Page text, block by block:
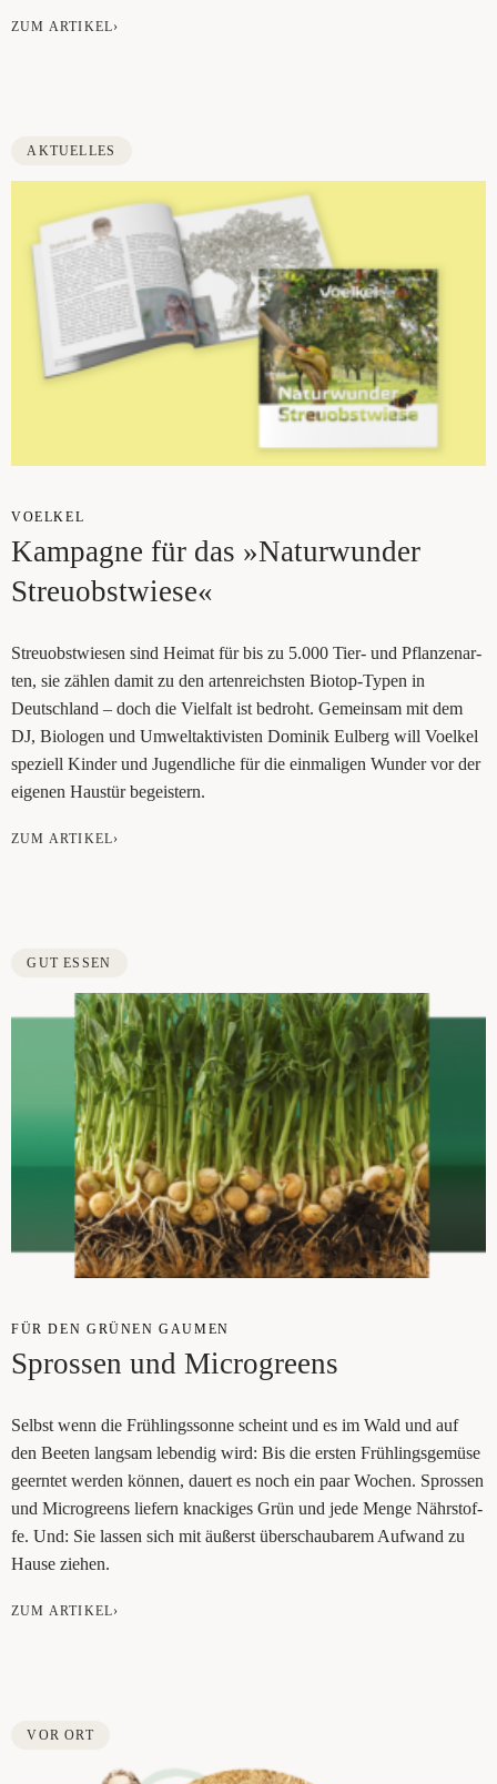
ZUM ARTIKEL›
AKTUELLES
VOEL­KEL
Kam­pa­gne für das »Natur­wun­der
Streuobstwiese«
Streu­obst­wie­sen sind Hei­mat für bis zu 5.000 Tier- und Pflan­zen­ar­
ten, sie zäh­len damit zu den arten­reichs­ten Bio­top-Typen in
Deutsch­land – doch die Viel­falt ist bedroht. Gemein­sam mit dem
DJ, Bio­lo­gen und Umwelt­ak­ti­vis­ten Domi­nik Eul­berg will Voel­kel
spe­zi­ell Kin­der und Jugend­li­che für die ein­ma­li­gen Wun­der vor der
eige­nen Haus­tür begeistern.
ZUM ARTIKEL›
GUT ESSEN
FÜR DEN GRÜ­NEN GAU­MEN
Spros­sen und Microgreens
Selbst wenn die Früh­lings­son­ne scheint und es im Wald und auf
den Bee­ten lang­sam leben­dig wird: Bis die ers­ten Früh­lings­ge­mü­se
geern­tet wer­den kön­nen, dau­ert es noch ein paar Wochen. Spros­sen
und Micro­greens lie­fern kna­cki­ges Grün und jede Men­ge Nähr­stof­
fe. Und: Sie las­sen sich mit äußerst über­schau­ba­rem Auf­wand zu
Hau­se ziehen.
ZUM ARTIKEL›
VOR ORT